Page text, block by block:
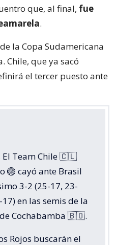
que, al final, fue
.
la Copa Sudamericana
Chile, que ya sacó
el tercer puesto ante
El Team Chile 🇨🇱
🏐 cayó ante Brasil
3-2 (25-17, 23-
en las semis de la
Cochabamba 🇧🇴.
Rojos buscarán el